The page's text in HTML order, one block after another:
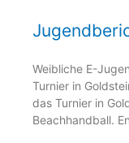
Weibliche E-
Turnier in
das Turnier in
Beachhandball.